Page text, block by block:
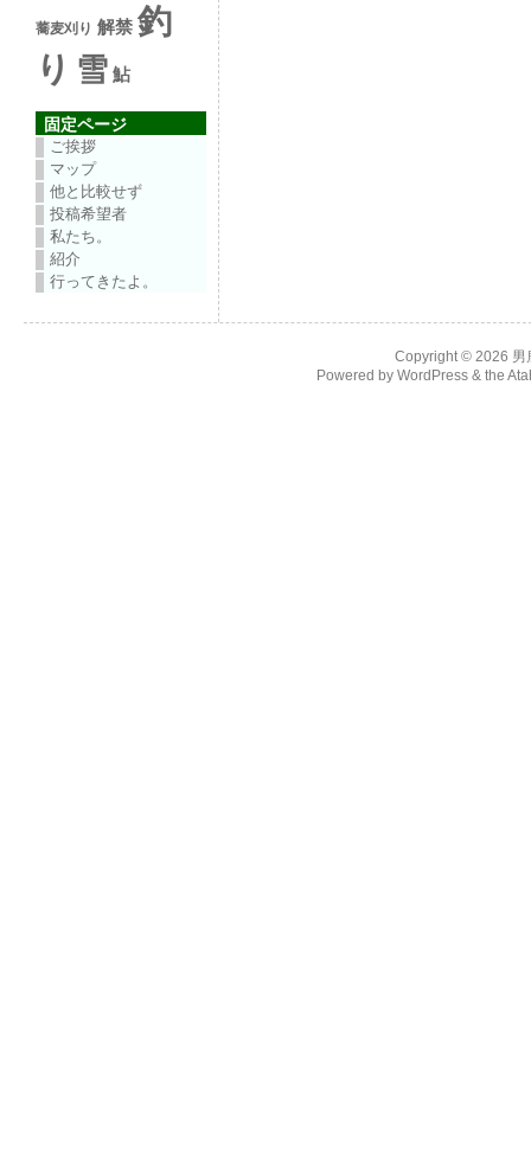
蕎麦刈り 解禁 釣
り 雪 鮎
固定ページ
ご挨拶
マップ
他と比較せず
投稿希望者
私たち。
紹介
行ってきたよ。
Copyright © 2026 男
Powered by WordPress & the